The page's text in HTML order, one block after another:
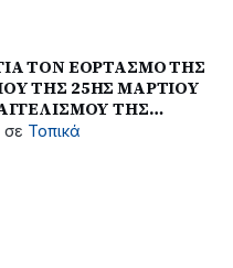
ΤΟΝ ΕΟΡΤΑΣΜΟ ΤΗΣ
ΤΗΣ 25ΗΣ ΜΑΡΤΙΟΥ
ΤΗΣ
σε Τοπικά